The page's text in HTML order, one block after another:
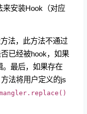
来安装Hook（对应
法，此方法不通过
已经被hook，如果
。最后，如果存在
方法将用户定义的js